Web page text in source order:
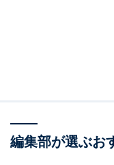
編集部が選ぶお